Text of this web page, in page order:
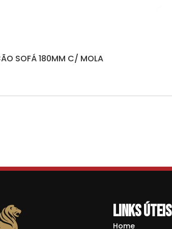
SOFÁ 180MM C/ MOLA
Links Úteis
Home